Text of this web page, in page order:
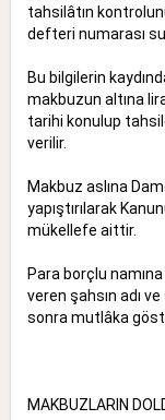
tahsilâtın
defteri numarası
Bu bilgilerin
makbuzun altına
tarihi konulup
verilir.
Makbuz aslına
yapıştırılarak
mükellefe aittir.
Para borçlu
veren şahsın adı
sonra mutlâka
MAKBUZLARIN